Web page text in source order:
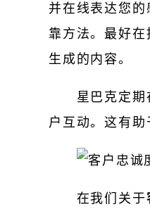
并在线表达您
靠方法。最好
生成的内容。
星巴克定
户互动。这有
在我们关于